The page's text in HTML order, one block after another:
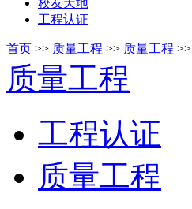
校友天地
工程认证
首页 >> 质量工程 >> 质量工程 >>
质量工程
工程认证
质量工程